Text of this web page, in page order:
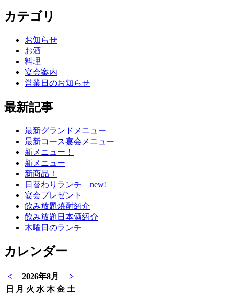
カテゴリ
お知らせ
お酒
料理
宴会案内
営業日のお知らせ
最新記事
最新グランドメニュー
最新コース宴会メニュー
新メニュー！
新メニュー
新商品！
日替わりランチ new!
宴会プレゼント
飲み放題焼酎紹介
飲み放題日本酒紹介
木曜日のランチ
カレンダー
< 2026年8月
>
日
月 火 水 木 金 土